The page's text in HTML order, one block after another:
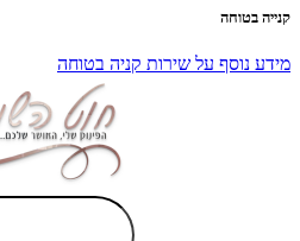
קנייה בטוחה
מידע נוסף על שירות קניה בטוחה